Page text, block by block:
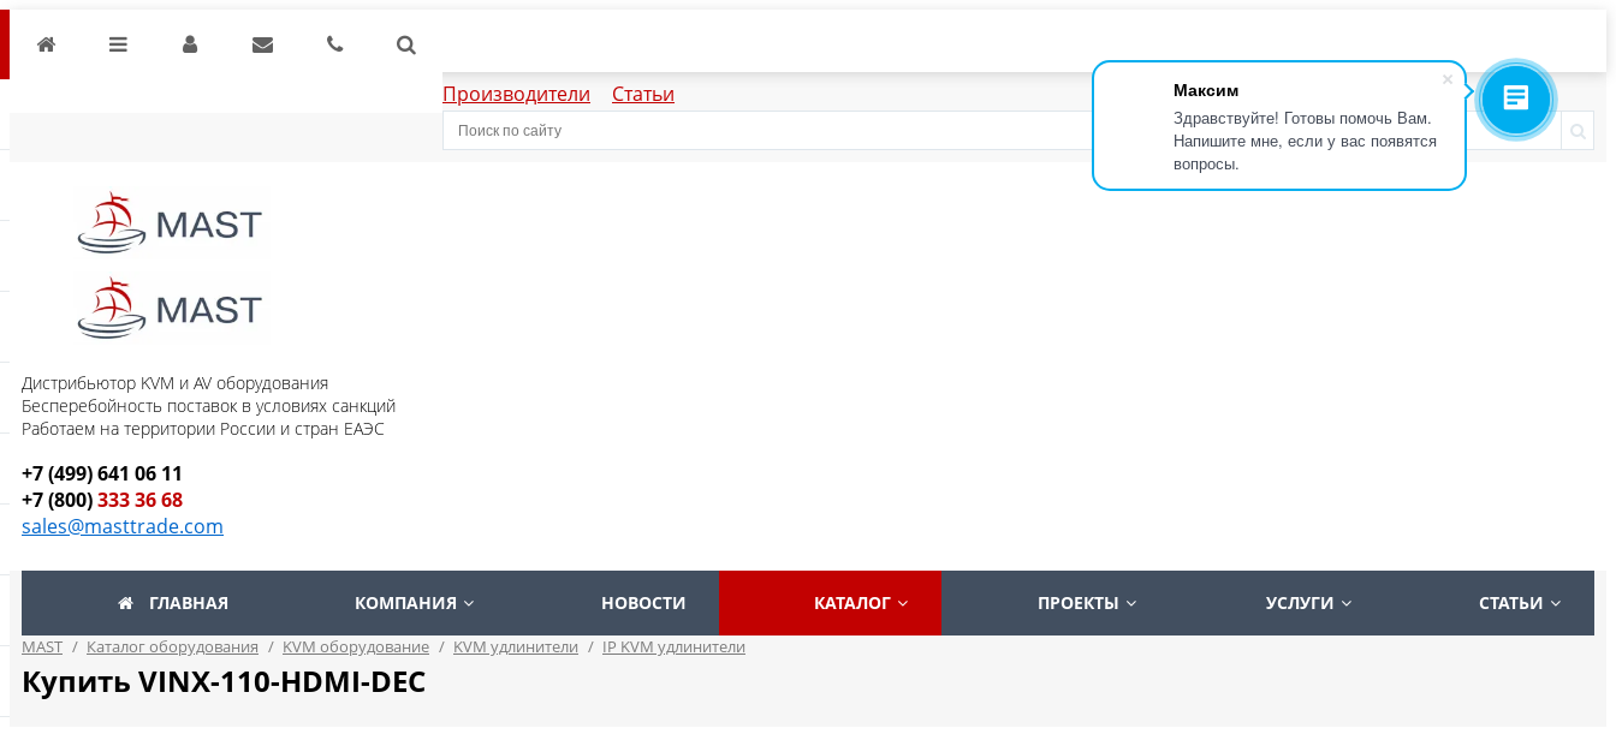
Максим
Здравствуйте! Готовы помочь Вам.
Напишите мне, если у вас появятся
вопросы.
Производители Статьи
Дистрибьютор KVM и AV оборудования
Бесперебойность поставок в условиях санкций
Работаем на территории России и стран ЕАЭС
+7 (499) 641 06 11
+7 (800)333 36 68
sales@masttrade.com
ГЛАВНАЯ КОМПАНИЯ НОВОСТИ КАТАЛОГ ПРОЕКТЫ УСЛУГИ СТАТЬИ
MAST / Каталог оборудования / KVM оборудование / KVM удлинители / IP KVM удлинители
Купить VINX-110-HDMI-DEC